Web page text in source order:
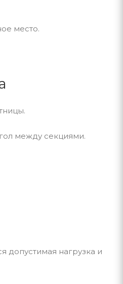
место.
между секциями.
допустимая нагрузка и